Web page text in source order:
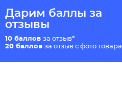
Дарим баллы за
отзывы
10 баллов за отзыв*
20 баллов за отзыв с фото товара